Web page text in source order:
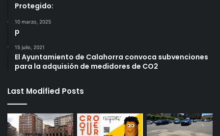
Protegido:
10 marzo, 2025
p
15 julio, 2021
El Ayuntamiento de Calahorra convoca subvenciones
para la adquisión de medidores de CO2
Last Modified Posts